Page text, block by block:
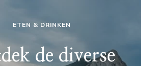
ETEN & DRINKEN
de diverse